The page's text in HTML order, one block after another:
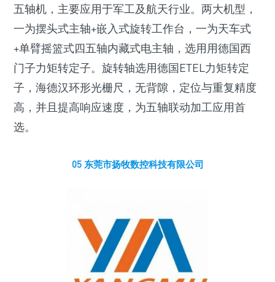
五轴机，主要应用于军工及航天行业。两大机型，
一为摆头式主轴+嵌入式旋转工作台，一为天车式
+单臂摇篮式四五轴内藏式电主轴，选用用德国西
门子力矩转定子。旋转轴选用德国ETEL力矩转定
子，海德汉环形光栅尺，无背隙，定位与重复精度
高，并且提高响应速度，为五轴联动加工应用首
选。
05 东莞市扬牧数控科技有限公司